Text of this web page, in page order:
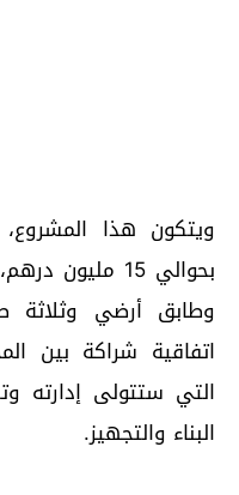
ويتكون هذا
بحوالي 15
وطابق أرضي وثلاثة
التي ستتولى إدارته
البناء والتجهيز.